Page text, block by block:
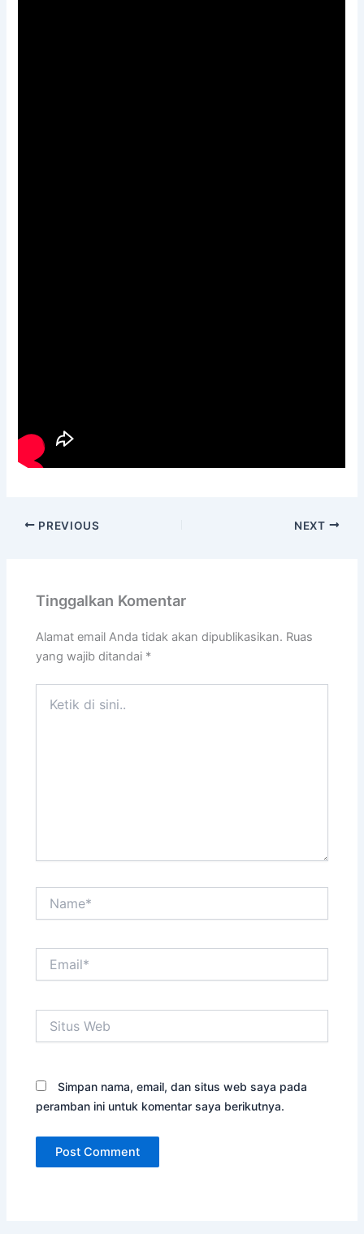
PREVIOUS NEXT
Tinggalkan Komentar
Alamat email Anda tidak akan dipublikasikan. Ruas
yang wajib ditandai *
Web
Simpan nama, email, dan situs web saya pada
peramban ini untuk komentar saya berikutnya.